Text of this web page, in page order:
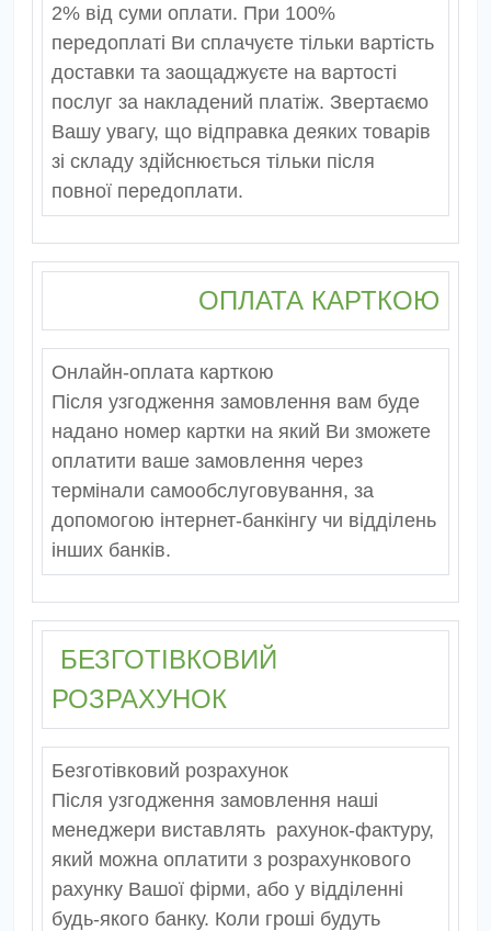
2% від суми оплати. При 100%
передоплаті Ви сплачуєте тільки вартість
доставки та заощаджуєте на вартості
послуг за накладений платіж. Звертаємо
Вашу увагу, що відправка деяких товарів
зі складу здійснюється тільки після
повної передоплати.
ОПЛАТА КАРТКОЮ
Онлайн-оплата карткою
Після узгодження замовлення вам буде
надано номер картки на який Ви зможете
оплатити ваше замовлення через
термінали самообслуговування, за
допомогою інтернет-банкінгу чи відділень
інших банків.
БЕЗГОТІВКОВИЙ
РОЗРАХУНОК
Безготівковий розрахунок
Після узгодження замовлення наші
менеджери виставлять рахунок-фактуру,
який можна оплатити з розрахункового
рахунку Вашої фірми, або у відділенні
будь-якого банку. Коли гроші будуть